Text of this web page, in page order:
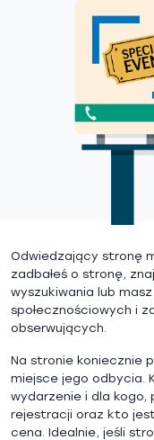
Odwiedzający stronę
zadbałeś o stronę,
wyszukiwania lub
społecznościowych i
obserwujących.
Na stronie koniecznie
miejsce jego odbycia.
wydarzenie i dla kogo,
rejestracji oraz kto
cena. Idealnie, jeśli